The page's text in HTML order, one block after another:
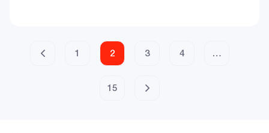
1 2 3 4 …
15